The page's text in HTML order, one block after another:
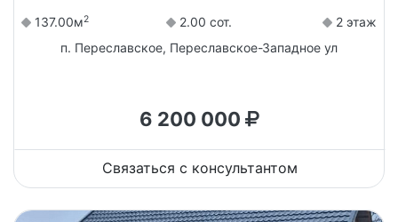
137.00м2 2.00 сот.
2 этаж
п. Переславское, Переславское-Западное ул
6 200 000
Связаться с консультантом